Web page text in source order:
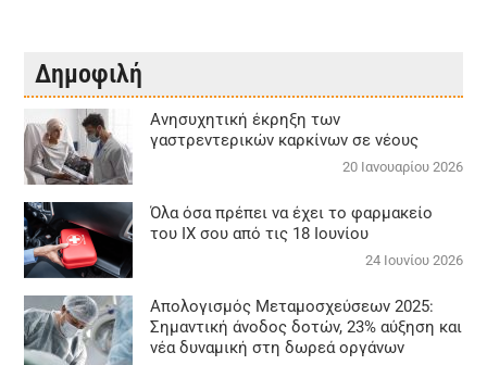
Δημοφιλή
Aνησυχητική έκρηξη των
γαστρεντερικών καρκίνων σε νέους
20 Ιανουαρίου 2026
Όλα όσα πρέπει να έχει το φαρμακείο
του ΙΧ σου από τις 18 Ιουνίου
24 Ιουνίου 2026
Απολογισμός Μεταμοσχεύσεων 2025:
Σημαντική άνοδος δοτών, 23% αύξηση και
νέα δυναμική στη δωρεά οργάνων